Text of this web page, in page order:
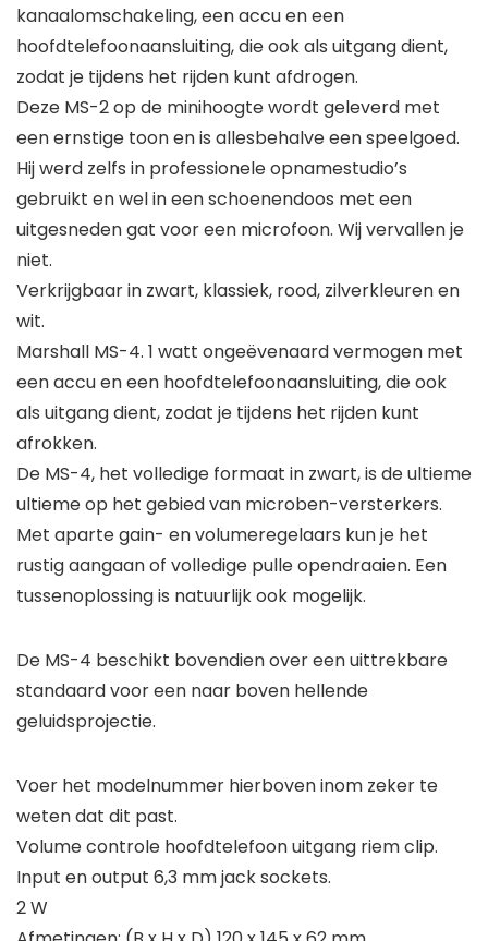
kanaalomschakeling, een accu en een
hoofdtelefoonaansluiting, die ook als uitgang dient,
zodat je tijdens het rijden kunt afdrogen.
Deze MS-2 op de minihoogte wordt geleverd met
een ernstige toon en is allesbehalve een speelgoed.
Hij werd zelfs in professionele opnamestudio’s
gebruikt en wel in een schoenendoos met een
uitgesneden gat voor een microfoon. Wij vervallen je
niet.
Verkrijgbaar in zwart, klassiek, rood, zilverkleuren en
wit.
Marshall MS-4. 1 watt ongeëvenaard vermogen met
een accu en een hoofdtelefoonaansluiting, die ook
als uitgang dient, zodat je tijdens het rijden kunt
afrokken.
De MS-4, het volledige formaat in zwart, is de ultieme
ultieme op het gebied van microben-versterkers.
Met aparte gain- en volumeregelaars kun je het
rustig aangaan of volledige pulle opendraaien. Een
tussenoplossing is natuurlijk ook mogelijk.
De MS-4 beschikt bovendien over een uittrekbare
standaard voor een naar boven hellende
geluidsprojectie.
Voer het modelnummer hierboven inom zeker te
weten dat dit past.
Volume controle hoofdtelefoon uitgang riem clip.
Input en output 6,3 mm jack sockets.
2 W